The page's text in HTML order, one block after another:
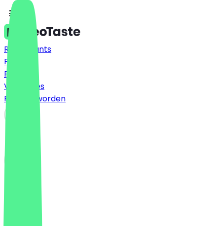
Restaurants
Prijzen
FAQ
Vacatures
Partner worden